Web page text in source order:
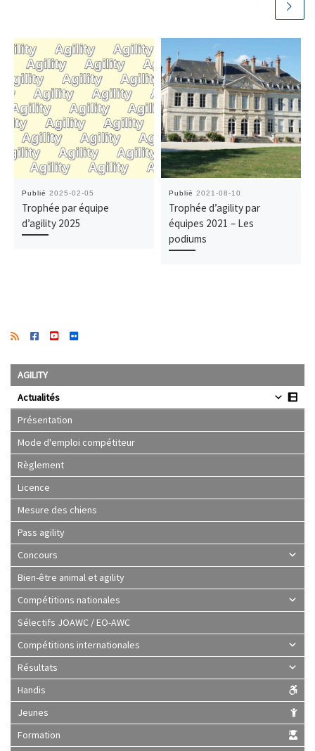
Publié 2025-02-05
Trophée par équipe
d’agility 2025
Publié 2021-08-10
Trophée d’agility par
équipes 2021 – Les
podiums
AGILITY
Actualités
Présentation
Mode d'emploi compétiteur
Règlement
Licence
Mesure des chiens
Pass agility
Concours
Bien-être animal et agility
Compétitions nationales
Sélectifs JOAWC / EO-AWC
Compétitions internationales
Résultats
Handis
Jeunes
Formation